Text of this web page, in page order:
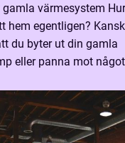
värmesystem
hem egentligen?
du byter ut din gamla
eller panna mot